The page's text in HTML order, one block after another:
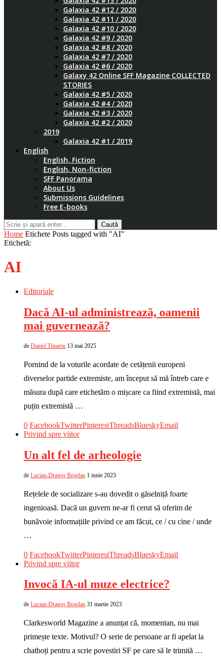
Galaxia 42 #12 / 2020
Galaxia 42 #11 / 2020
Galaxia 42 #10 / 2020
Galaxia 42 #9 / 2020
Galaxia 42 #8 / 2020
Galaxia 42 #7 / 2020
Galaxia 42 #6 / 2020
Galaxy 42 Online SFF Magazine COLLECTED
STORIES
Galaxia 42 #5 / 2020
Galaxia 42 #4 / 2020
Galaxia 42 #3 / 2020
Galaxia 42 #2 / 2020
2019
Galaxia 42 #1 / 2019
English
English, Fiction
English, Non-fiction
SFF Panorama
About Us
Submissions Guidelines
Free E-books
Caută
Home Etichete Posts tagged with "AI"
Etichetă:
AI
Editoriale
Dacă AI-ul administrează, oamenii
mai guvernează?
de Daniel Timariu 13 mai 2025
Pornind de la voturile acordate de cetățenii europeni
diverselor partide extremiste, am început să mă întreb care e
măsura după care etichetăm o mișcare ca fiind extremistă, mai
puțin extremistă …
0 FacebookTwitterPinterestThreadsBlueskyEmail
Privind spre viitor
Un alt fel de arheologie
de Lucian-Dragoș Bogdan 1 iunie 2023
Rețelele de socializare s-au dovedit o găselniță foarte
ingenioasă. Dacă un guvern ne-ar fi cerut să oferim de
bunăvoie informațiile privind ce am făcut, ce / cu cine / unde
…
0 FacebookTwitterPinterestThreadsBlueskyEmail
Privind spre viitor
Invocă IA-ul muze electrice?
de Lucian-Dragoș Bogdan 31 martie 2023
Clarkesworld Magazine a anunțat că, momentan, nu mai
primește texte. Motivul? O serie de persoane ar fi apelat la
chatboți pentru a scrie povestiri SF pe care să le trimită …